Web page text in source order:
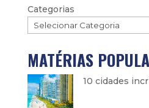
Categorias
MATÉRIAS
10 cidades